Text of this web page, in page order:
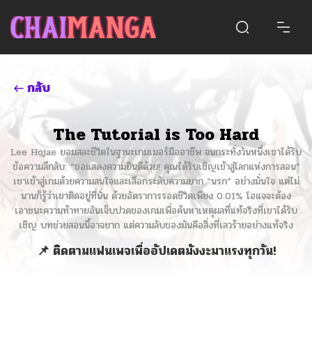
กลับ
The Tutorial is Too Hard
Lee Hojae ยอมสละชีวิตในฐานะเกมเมอร์มืออาชีพ จนกระทั่งวันหนึ่งเขาได้รับ
ข้อความลึกลับ: “ขอแสดงความยินดีด้วย! คุณได้รับเชิญเข้าสู่โลกแห่งการสอน”
เขาเข้าสู่เกมด้วยความสนใจและเลือกระดับความยาก “นรก” อย่างมั่นใจ แต่ไม่
นานก็รู้ว่าเขาติดอยู่ที่นั่น ด้วยอัตราการรอดชีวิตเพียง 0.01% โฮแจจะต้อง
เอาชนะความท้าทายอันเจ็บปวดของเกมเพื่อค้นหาเหตุผลที่แท้จริงที่เขาได้รับ
เชิญ บทช่วยสอนนี้อาจยาก แต่ความลับของมันคือสิ่งที่เลวร้ายอย่างแท้จริง
📌 ติดตามแฟนเพจเพื่ออัปเดตมังงะมาแรงทุกวัน!